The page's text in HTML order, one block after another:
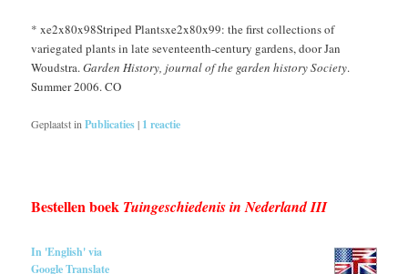
* xe2x80x98Striped Plantsxe2x80x99: the first collections of
variegated plants in late seventeenth-century gardens, door Jan
Woudstra.Garden History, journal of the garden history Society.
Summer 2006. CO
Geplaatst in Publicaties| 1 reactie
Bestellen boek Tuingeschiedenis in Nederland III
In 'English' via
Google Translate